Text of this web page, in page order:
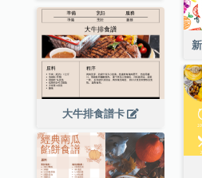
大牛排食譜卡